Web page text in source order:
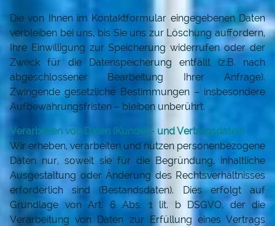
Die von Ihnen im Kontaktformular eingegebenen Daten
verbleiben bei uns, bis Sie uns zur Löschung auffordern,
Ihre Einwilligung zur Speicherung widerrufen oder der
Zweck für die Datenspeicherung entfällt (z.B. nach
abgeschlossener Bearbeitung Ihrer Anfrage).
Zwingende gesetzliche Bestimmungen – insbesondere
Aufbewahrungsfristen – bleiben unberührt.
Verarbeiten von Daten (Kunden- und Vertragsdaten)
Wir erheben, verarbeiten und nutzen personenbezogene
Daten nur, soweit sie für die Begründung, inhaltliche
Ausgestaltung oder Änderung des Rechtsverhältnisses
erforderlich sind (Bestandsdaten). Dies erfolgt auf
Grundlage von Art. 6 Abs. 1 lit. b DSGVO, der die
Verarbeitung von Daten zur Erfüllung eines Vertrags